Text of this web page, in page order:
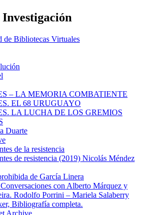
Bibliotecas Virtuales
– LA MEMORIA COMBATIENTE
EL 68 URUGUAYO
LA LUCHA DE LOS GREMIOS
Duarte
de la resistencia
de resistencia (2019) Nicolás Méndez
de García Linera
con Alberto Márquez y
Rodolfo Porrini – Mariela Salaberry
Bibliografía completa.
Archive